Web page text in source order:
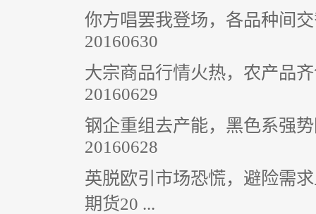
你方唱罢我登场，各品种间
20160630
大宗商品行情火热，农产品
20160629
钢企重组去产能，黑色系强
20160628
英脱欧引市场恐慌，避险需
期货20 ...